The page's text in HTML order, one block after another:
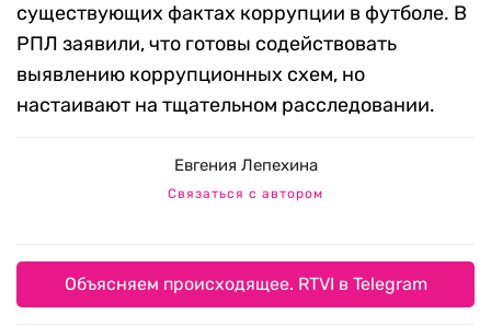
существующих фактах коррупции в футболе. В
РПЛ заявили, что готовы содействовать
выявлению коррупционных схем, но
настаивают на тщательном расследовании.
Евгения Лепехина
Связаться с автором
Объясняем происходящее. RTVI в Telegram